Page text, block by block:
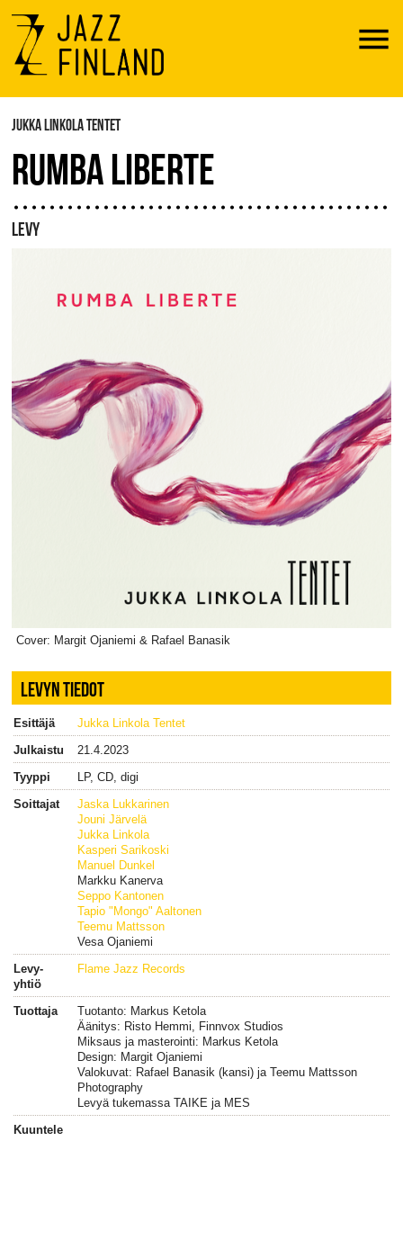
Menu
JUKKA LINKOLA TENTET
RUMBA LIBERTE
LEVY
Cover: Margit Ojaniemi & Rafael Banasik
LEVYN TIEDOT
Esittäjä
Jukka Linkola Tentet
Julkaistu
21.4.2023
Tyyppi
LP, CD, digi
Soittajat
Jaska Lukkarinen
Jouni Järvelä
Jukka Linkola
Kasperi Sarikoski
Manuel Dunkel
Markku Kanerva
Seppo Kantonen
Tapio "Mongo" Aaltonen
Teemu Mattsson
Vesa Ojaniemi
Levy-
yhtiö
Flame Jazz Records
Tuottaja
Tuotanto: Markus Ketola
Äänitys: Risto Hemmi, Finnvox Studios
Miksaus ja masterointi: Markus Ketola
Design: Margit Ojaniemi
Valokuvat: Rafael Banasik (kansi) ja Teemu Mattsson
Photography
Levyä tukemassa TAIKE ja MES
Kuuntele